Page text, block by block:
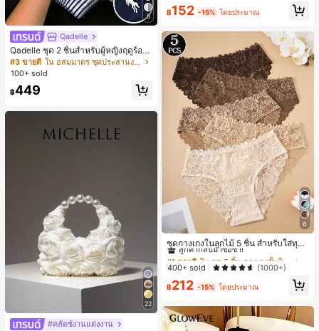
5
Qadelle
Qadelle ชุด 2 ชิ้นสำหรับผู้หญิงฤดูร้อน
แบบสบายๆ สำหรับใส่ทุกวัน, กางเกงขา
ยาวลายทางสีน้ำเงินเข้มและสีขาว, เสื้อ
#3 ขายดี
ใน อสมมาตร ชุดประสานงานสตรี
100+ sold
฿449
22
#คลัตช์งานแต่งงาน
฿152 -15% โดยประมาณ
6
ชุดกางเกงในลูกไม้ 5 ชิ้น สำหรับใส่ทุกวั
น
#1 ขายดี
ลูกค้ากลับมาซื้อซ้ำ!
#1 ขายดี
ลูกค้ากลับมาซื้อซ้ำ!
#1 ขายดี
ลูกค้ากลับมาซื้อซ้ำ!
#1 ขายดี
ลูกค้ากลับมาซื้อซ้ำ!
400+ sold (1000+)
฿212 -15% โดยประมาณ